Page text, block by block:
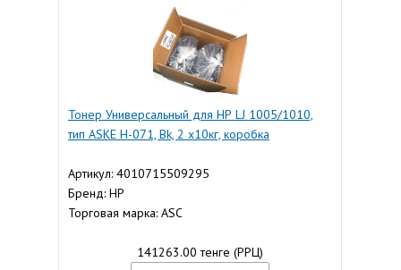
Тонер Универсальный для НР LJ 1005/1010,
тип ASKE H-071, Bk, 2 х10кг, коробка
Артикул: 4010715509295
Бренд: HP
Торговая марка: ASC
141263.00 тенге (РРЦ)